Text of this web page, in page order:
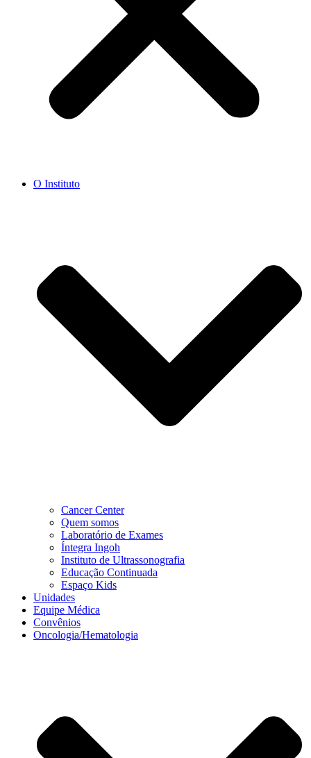
O Instituto
Cancer Center
Quem somos
Laboratório de Exames
Íntegra Ingoh
Instituto de Ultrassonografia
Educação Continuada
Espaço Kids
Unidades
Equipe Médica
Convênios
Oncologia/Hematologia